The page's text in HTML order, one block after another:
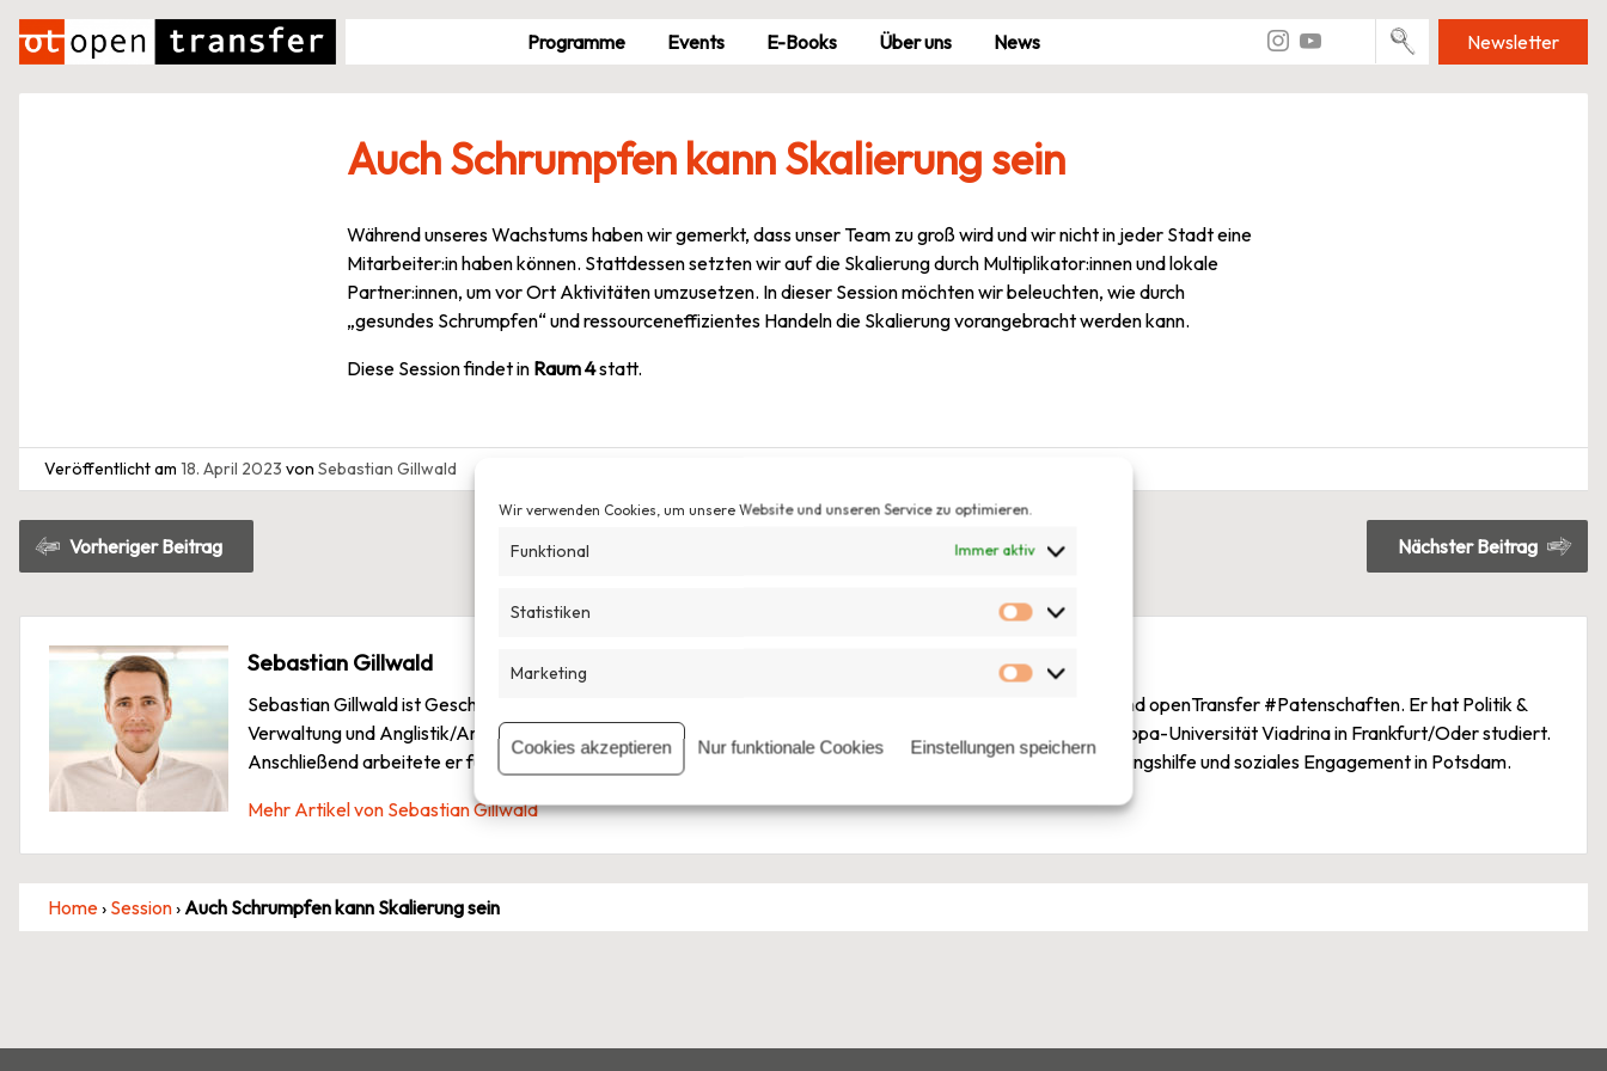
Wir verwenden Cookies, um unsere Website und unseren Service zu optimieren.
Funktional Immer aktiv
Statistiken
Statistiken
Marketing
Marketing
Cookies akzeptieren Nur funktionale Cookies Einstellungen speichern
Zum
Inhalt
springen
Pro­gramme Events E-Books Über uns News Newsletter
Auch Schrumpfen kann Skalierung sein
Während unseres Wachstums haben wir gemerkt, dass unser Team zu groß wird und wir nicht in jeder Stadt eine
Mitarbeiter:in haben können. Stattdessen setzten wir auf die Skalierung durch Multiplikator:innen und lokale
Partner:innen, um vor Ort Aktivitäten umzusetzen. In dieser Session möchten wir beleuchten, wie durch
„gesundes Schrumpfen“ und ressourceneffizientes Handeln die Skalierung vorangebracht werden kann.
Diese Session findet in Raum 4statt.
Veröffentlicht am 18. April 2023 von Sebastian Gillwald
Beitragsnavigation
Vorheriger Beitrag Nächster Beitrag
Sebastian Gillwald
Sebastian Gillwald ist Geschäftsführer bei der Stiftung Bürgermut. Er leitet dort die Projekte openTransfer und openTransfer #Patenschaften. Er hat Politik &
Verwaltung und Anglistik/Amerikanistik an der Universität Potsdam sowie Europawissenschaften an der Europa-Universität Viadrina in Frankfurt/Oder studiert.
Anschließend arbeitete er für eine Kommunikationsagentur und ein gemeinnütziges Online-Portal für Flüchtlingshilfe und soziales Engagement in Potsdam.
Mehr Artikel von Sebastian Gillwald
Home› Session› Auch Schrumpfen kann Skalierung sein